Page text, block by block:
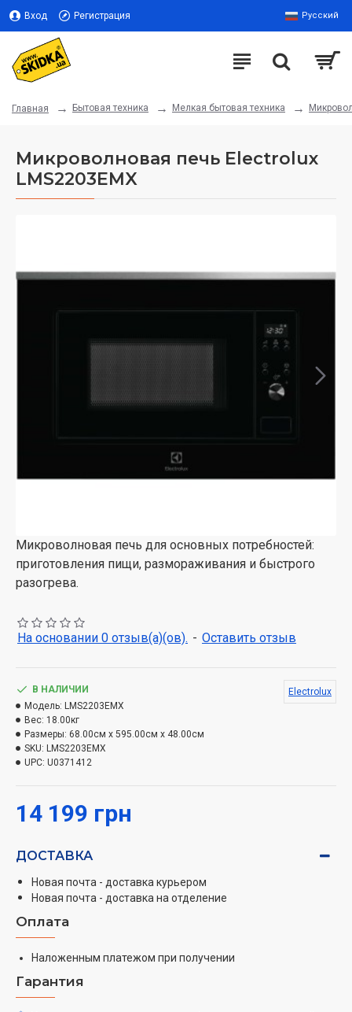
Вход Регистрация Русский
Главная Бытовая техника Мелкая бытовая техника
Микроволновая печь Electrolux
LMS2203EMX
Микроволновая печь для основных потребностей:
приготовления пищи, размораживания и быстрого
разогрева.
На основании 0 отзыв(а)(ов). - Оставить отзыв
14 199 грн
В НАЛИЧИИ
Модель: LMS2203EMX
Вес: 18.00кг
Размеры: 68.00см x 595.00см x 48.00см
SKU: LMS2203EMX
UPC: U0371412
Electrolux
ДОСТАВКА
Новая почта - доставка курьером
Новая почта - доставка на отделение
Оплата
Наложенным платежом при получении
Гарантия